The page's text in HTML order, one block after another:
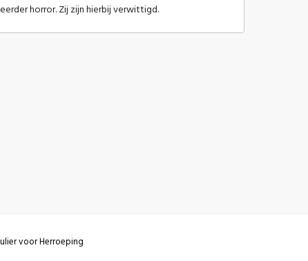
horror. Zij zijn hierbij verwittigd.
voor Herroeping